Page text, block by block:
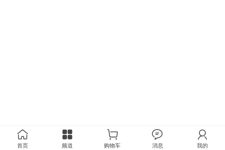
首页 频道 购物车 消息 我的